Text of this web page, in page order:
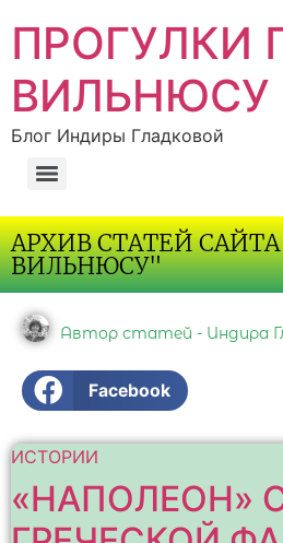
ПРОГУЛКИ
ВИЛЬНЮСУ
Блог Индиры Гладковой
АРХИВ СТАТЕЙ
ВИЛЬНЮСУ"
Автор статей - Индира
Facebook
ИСТОРИИ
«НАПОЛЕОН»